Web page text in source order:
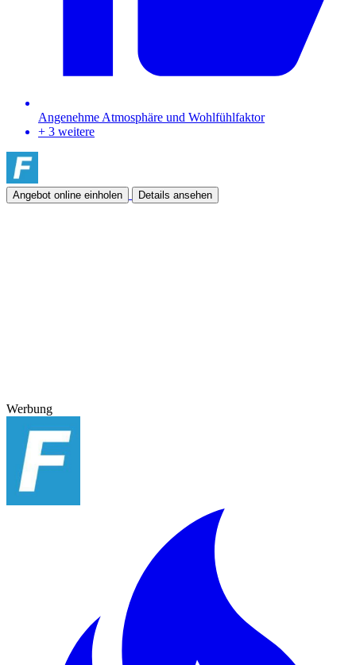
Angenehme Atmosphäre und Wohlfühlfaktor
+ 3 weitere
Angebot online einholen Details ansehen
Werbung